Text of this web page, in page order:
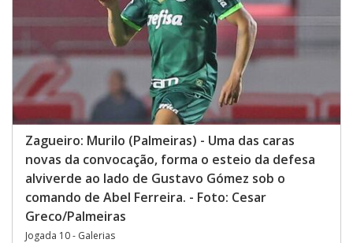
Zagueiro: Murilo (Palmeiras) - Uma das caras
novas da convocação, forma o esteio da defesa
alviverde ao lado de Gustavo Gómez sob o
comando de Abel Ferreira. - Foto: Cesar
Greco/Palmeiras
Jogada 10 - Galerias